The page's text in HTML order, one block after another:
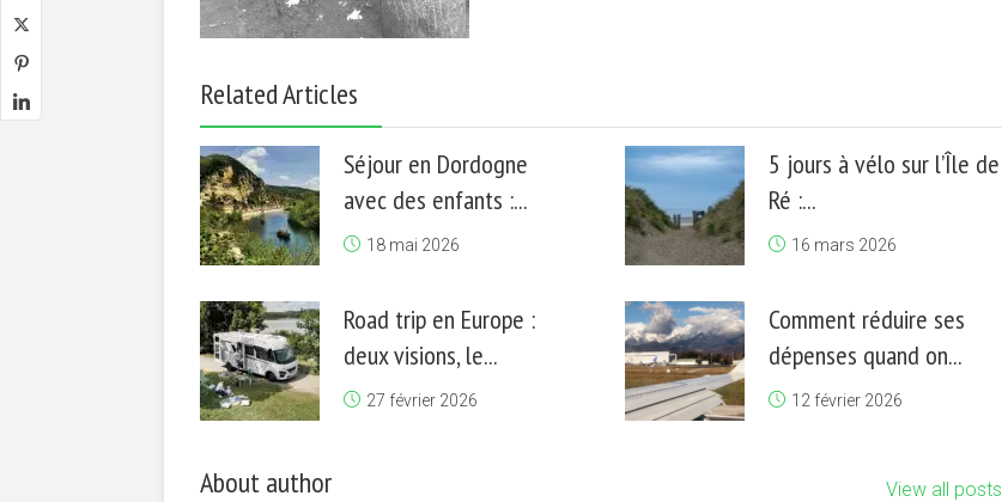
Related Articles
Séjour en Dordogne
avec des enfants :...
18 mai 2026
5 jours à vélo sur l’Île de
Ré :...
16 mars 2026
Road trip en Europe :
deux visions, le...
27 février 2026
Comment réduire ses
dépenses quand on...
12 février 2026
About author View all posts